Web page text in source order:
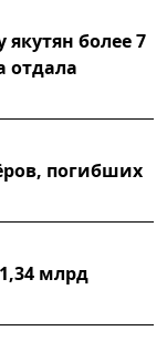
более 7
отдала
погибших
млрд